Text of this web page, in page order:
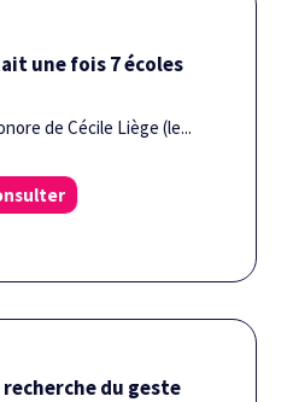
une fois 7 écoles
de Cécile Liège (le...
recherche du geste